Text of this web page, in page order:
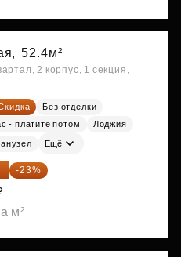
52.4м²
2 корпус, 1 секция,
Без отделки
- платите потом
Лоджия
Ещё
₽ -23%
м²